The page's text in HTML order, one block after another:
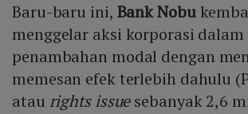
Baru-baru ini, Bank Nobu
menggelar aksi korporasi
penambahan modal dengan
memesan efek terlebih dahulu
atau rights issuesebanyak 2,6